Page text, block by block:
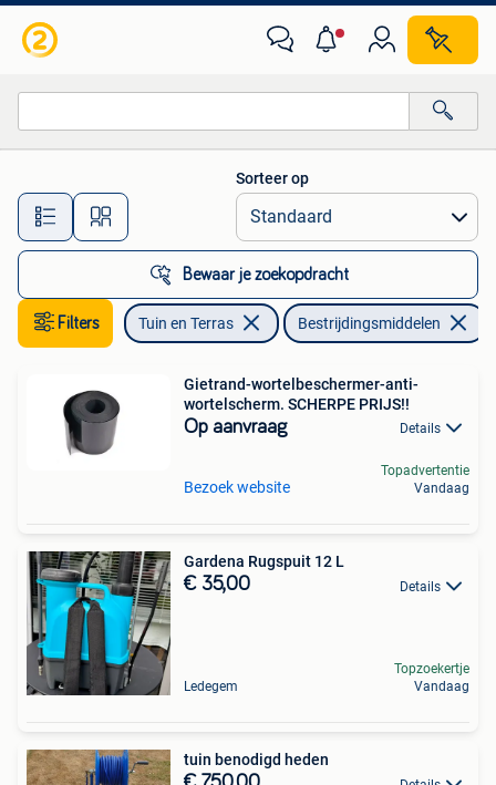
Alle afstanden…
Sorteer op
Bewaar je zoekopdracht
Filters Tuin en Terras Bestrijdingsmiddelen
Gietrand-wortelbeschermer-anti-
wortelscherm. SCHERPE PRIJS!!
Op aanvraag Details
Bezoek website
Topadvertentie
Vandaag
Gardena Rugspuit 12 L
€ 35,00 Details
Ledegem
Topzoekertje
Vandaag
tuin benodigd heden